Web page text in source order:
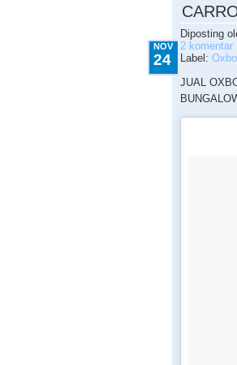
Diposting
NOV
24
2 komentar
Label:
JUAL